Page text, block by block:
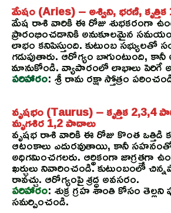
మేషం (Aries) – అశ్విని, భరణి,
మేష రాశి వారికి ఈ రోజు శుభకరంగా
ప్రారంభించడానికి అనుకూలమైన
లాభం కనిపిస్తుంది. కుటుంబ సభ్యులతో
గడుపుతారు. ఆరోగ్యం బాగుంటుంది,
మానుకోండి. వ్యాపారంలో లాభాలు పెరిగే
పరిహారం: శ్రీ రామ రక్షా స్తోత్రం
వృషభం (Taurus) – కృత్తిక 2,3,4
మృగశిర 1,2 పాదాలు
వృషభ రాశి వారికి ఈ రోజు కొంత ఒత్తిడి
ఆటంకాలు ఎదురవుతాయి, కానీ
అధిగమించగలరు. ఆర్థికంగా జాగ్రత్తగా
ఖర్చులు నివారించండి. కుటుంబంలో
రావచ్చు. ఆరోగ్యంపై శ్రద్ధ అవసరం.
పరిహారం: శుక్ర గ్రహ శాంతి కోసం తెల్లని
సమర్పించండి.